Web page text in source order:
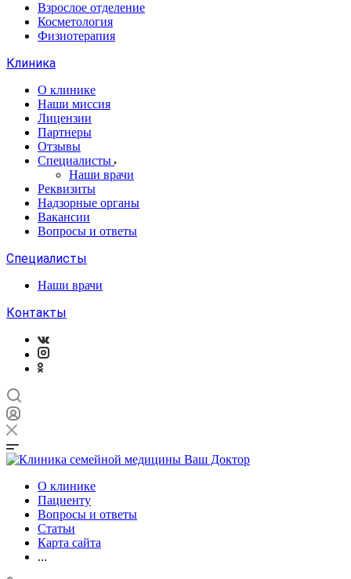
Взрослое отделение
Косметология
Физиотерапия
Клиника
О клинике
Наши миссия
Лицензии
Партнеры
Отзывы
Специалисты
Наши врачи
Реквизиты
Надзорные органы
Вакансии
Вопросы и ответы
Специалисты
Наши врачи
Контакты
О клинике
Пациенту
Вопросы и ответы
Статьи
Карта сайта
...